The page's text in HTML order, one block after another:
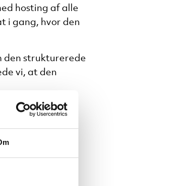
hosting af alle
i gang, hvor den
den strukturerede
vi, at den
med Unit IT,
og fortælle,
fortæller